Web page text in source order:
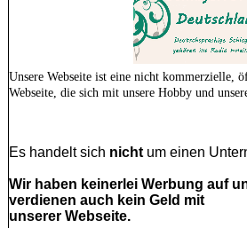
Unsere Webseite ist eine nicht kommerzielle,
Webseite, die sich mit unsere Hobby und
Es handelt sich nicht um einen
Wir haben keinerlei Werbung auf
verdienen auch kein Geld mit
unserer Webseite.